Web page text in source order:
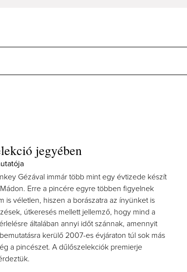
jegyében
Gézával immár több mint egy évtizede készít
Erre a pincére egyre többen figyelnek
is véletlen, hiszen a borászatra az ínyünket is
útkeresés mellett jellemző, hogy mind a
általában annyi időt szánnak, amennyit
kerülő 2007-es évjáraton túl sok más
a pincészet. A dűlőszelekciók premierje